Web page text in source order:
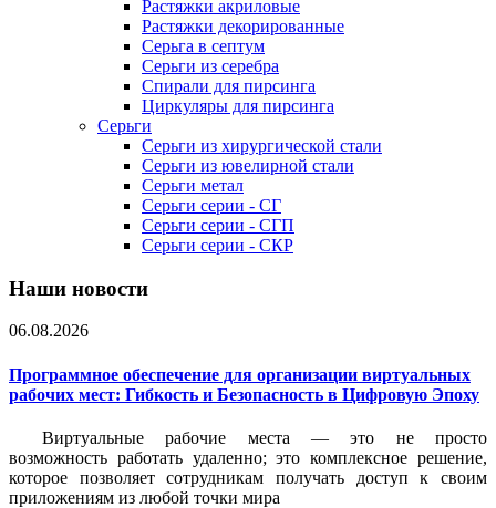
Растяжки акриловые
Растяжки декорированные
Серьга в септум
Серьги из серебра
Спирали для пирсинга
Циркуляры для пирсинга
Серьги
Серьги из хирургической стали
Серьги из ювелирной стали
Серьги метал
Серьги серии - СГ
Серьги серии - СГП
Серьги серии - СКР
Наши новости
06.08.2026
Программное обеспечение для организации виртуальных
рабочих мест: Гибкость и Безопасность в Цифровую Эпоху
Виртуальные рабочие места — это не просто
возможность работать удаленно; это комплексное решение,
которое позволяет сотрудникам получать доступ к своим
приложениям из любой точки мира